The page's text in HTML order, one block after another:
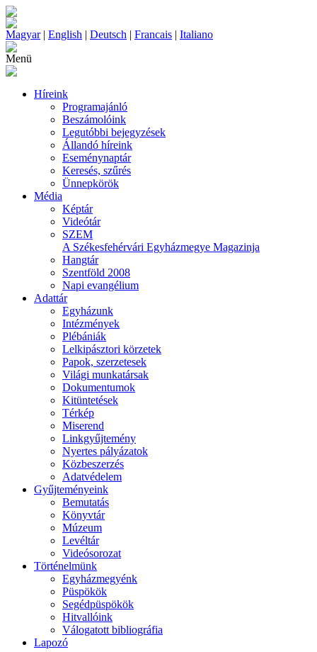
Magyar| English | Deutsch | Francais | Italiano
Menü
Híreink
Programajánló
Beszámolóink
Legutóbbi bejegyzések
Állandó híreink
Eseménynaptár
Keresés, szűrés
Ünnepkörök
Média
Képtár
Videótár
SZEM
A Székesfehérvári Egyházmegye Magazinja
Hangtár
Szentföld 2008
Napi evangélium
Adattár
Egyházunk
Intézmények
Plébániák
Lelkipásztori körzetek
Papok, szerzetesek
Világi munkatársak
Dokumentumok
Kitüntetések
Térkép
Miserend
Linkgyűjtemény
Nyertes pályázatok
Közbeszerzés
Adatvédelem
Gyűjteményeink
Bemutatás
Könyvtár
Múzeum
Levéltár
Videósorozat
Történelmünk
Egyházmegyénk
Püspökök
Segédpüspökök
Hitvallóink
Válogatott bibliográfia
Lapozó